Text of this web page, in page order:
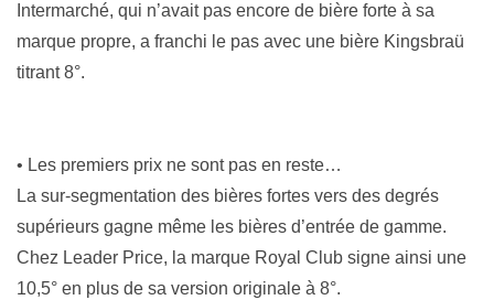
Intermarché, qui n’avait pas encore de bière forte à sa
marque propre, a franchi le pas avec une bière Kingsbraü
titrant 8°.
• Les premiers prix ne sont pas en reste…
La sur-segmentation des bières fortes vers des degrés
supérieurs gagne même les bières d’entrée de gamme.
Chez Leader Price, la marque Royal Club signe ainsi une
10,5° en plus de sa version originale à 8°.